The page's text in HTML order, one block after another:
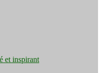
et inspirant